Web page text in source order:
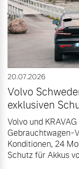
Mild-Hybrid
4 Modelle
Volvo
Volvo kauft
Aktuelle
Kontakt und
Unsere
20.07.2026
Volvo
exklusiven
Volvo und
Gebrauchtwagen-
Konditionen, 24
Schutz für Akkus